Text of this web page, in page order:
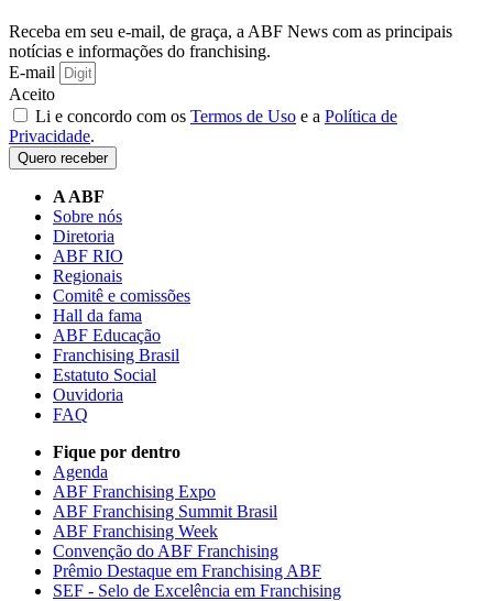
Receba em seu e-mail, de graça, a ABF News com as principais
notícias e informações do franchising.
E-mail
Aceito
Li e concordo com os Termos de Uso e a Política de
Privacidade.
Quero receber
A ABF
Sobre nós
Diretoria
ABF RIO
Regionais
Comitê e comissões
Hall da fama
ABF Educação
Franchising Brasil
Estatuto Social
Ouvidoria
FAQ
Fique por dentro
Agenda
ABF Franchising Expo
ABF Franchising Summit Brasil
ABF Franchising Week
Convenção do ABF Franchising
Prêmio Destaque em Franchising ABF
SEF - Selo de Excelência em Franchising